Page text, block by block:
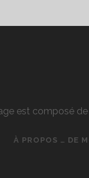
est composé
À PROPOS … DE